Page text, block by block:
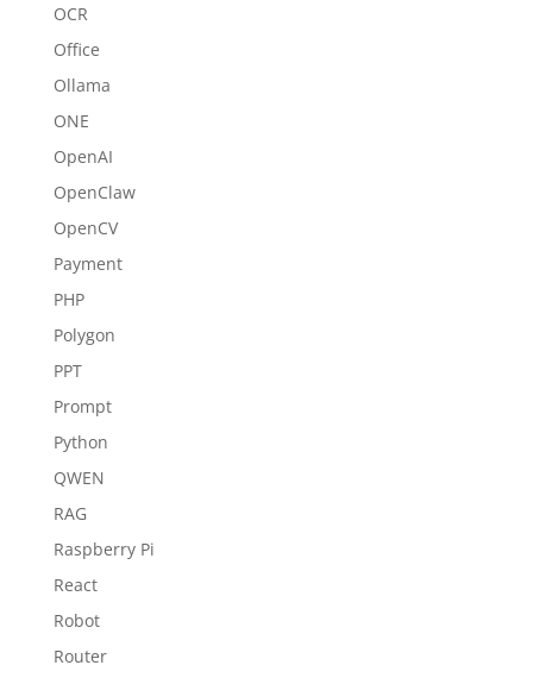
OCR
Office
Ollama
ONE
OpenAI
OpenClaw
OpenCV
Payment
PHP
Polygon
PPT
Prompt
Python
QWEN
RAG
Raspberry Pi
React
Robot
Router